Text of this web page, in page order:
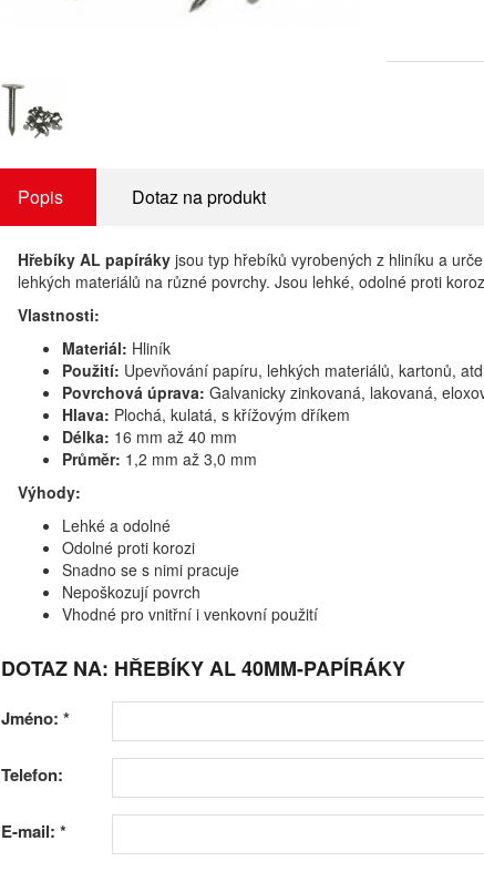
Popis Dotaz na produkt
Hřebíky AL papírákyjsou typ hřebíků vyrobených z hliníku a
lehkých materiálů na různé povrchy. Jsou lehké, odolné proti
Vlastnosti:
Materiál: Hliník
Použití: Upevňování papíru, lehkých materiálů, kartonů,
Povrchová úprava: Galvanicky zinkovaná, lakovaná,
Hlava: Plochá, kulatá, s křížovým dříkem
Délka: 16 mm až 40 mm
Průměr: 1,2 mm až 3,0 mm
Výhody:
Lehké a odolné
Odolné proti korozi
Snadno se s nimi pracuje
Nepoškozují povrch
Vhodné pro vnitřní i venkovní použití
DOTAZ NA: HŘEBÍKY AL 40MM-PAPÍRÁKY
Jméno: *
Telefon:
E-mail: *